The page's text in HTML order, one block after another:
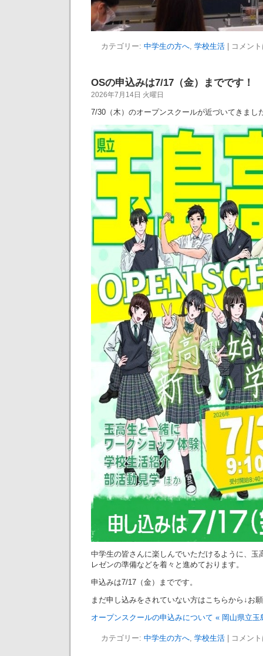
カテゴリー: 中学生の方へ, 学校生活| コメン
OSの申込みは7/17（金）までです！
2026年7月14日 火曜日
7/30（木）のオープンスクールが近づいてきまし
中学生の皆さんに楽しんでいただけるように、玉
レゼンの準備などを着々と進めております。
申込みは7/17（金）までです。
まだ申し込みをされていない方はこちらから↓お
オープンスクールの申込みについて « 岡山県立玉
カテゴリー: 中学生の方へ, 学校生活| コメン